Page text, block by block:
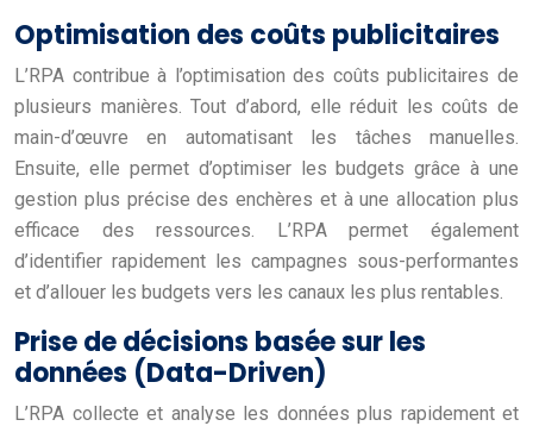
Optimisation des coûts publicitaires
L’RPA contribue à l’optimisation des coûts publicitaires de
plusieurs manières. Tout d’abord, elle réduit les coûts de
main-d’œuvre en automatisant les tâches manuelles.
Ensuite, elle permet d’optimiser les budgets grâce à une
gestion plus précise des enchères et à une allocation plus
efficace des ressources. L’RPA permet également
d’identifier rapidement les campagnes sous-performantes
et d’allouer les budgets vers les canaux les plus rentables.
Prise de décisions basée sur les
données (Data-Driven)
L’RPA collecte et analyse les données plus rapidement et